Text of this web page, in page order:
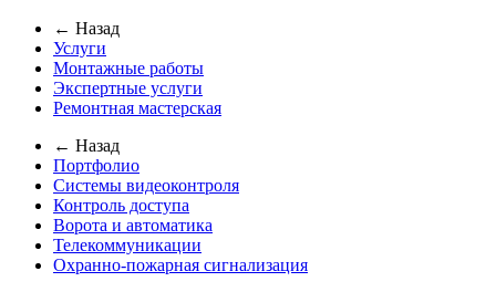
← Назад
Услуги
Монтажные работы
Экспертные услуги
Ремонтная мастерская
← Назад
Портфолио
Системы видеоконтроля
Контроль доступа
Ворота и автоматика
Телекоммуникации
Охранно-пожарная сигнализация